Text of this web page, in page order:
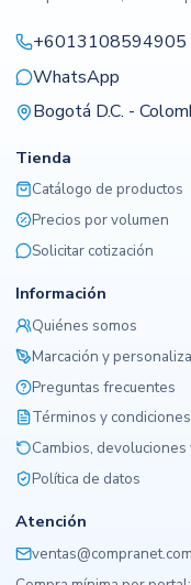
+6013108594905
WhatsApp
Bogotá D.C. -
Tienda
Catálogo de productos
Precios por volumen
Solicitar cotización
Información
Quiénes somos
Marcación y
Preguntas frecuentes
Términos y condiciones
Cambios, devoluciones
Política de datos
Atención